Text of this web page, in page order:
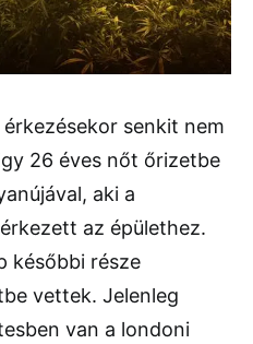
senkit nem
26 éves nőt őrizetbe
aki a
az épülethez.
későbbi része
vettek. Jelenleg
van a londoni